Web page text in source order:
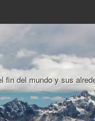
del mundo y sus